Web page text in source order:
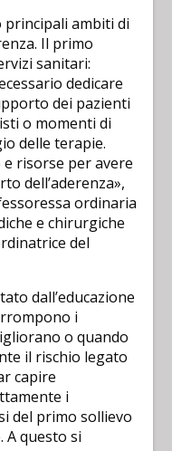
ambiti di
Il primo
sanitari:
dedicare
dei pazienti
o momenti di
delle terapie.
risorse per avere
dell’aderenza»,
ordinaria
e chirurgiche
del
dall’educazione
i
o quando
il rischio legato
capire
i
del primo sollievo
A questo si